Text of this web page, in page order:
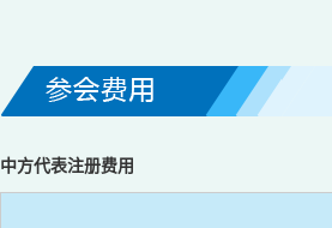
中方代表注册费用